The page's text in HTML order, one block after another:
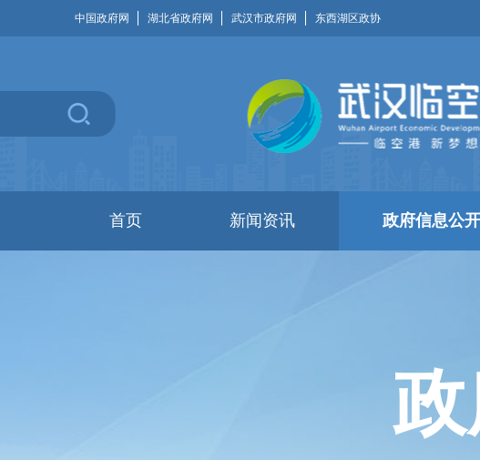
中国政府网 湖北省政府网 武汉市政府网 东西湖区政协
首页 新闻资讯 政府信息公开